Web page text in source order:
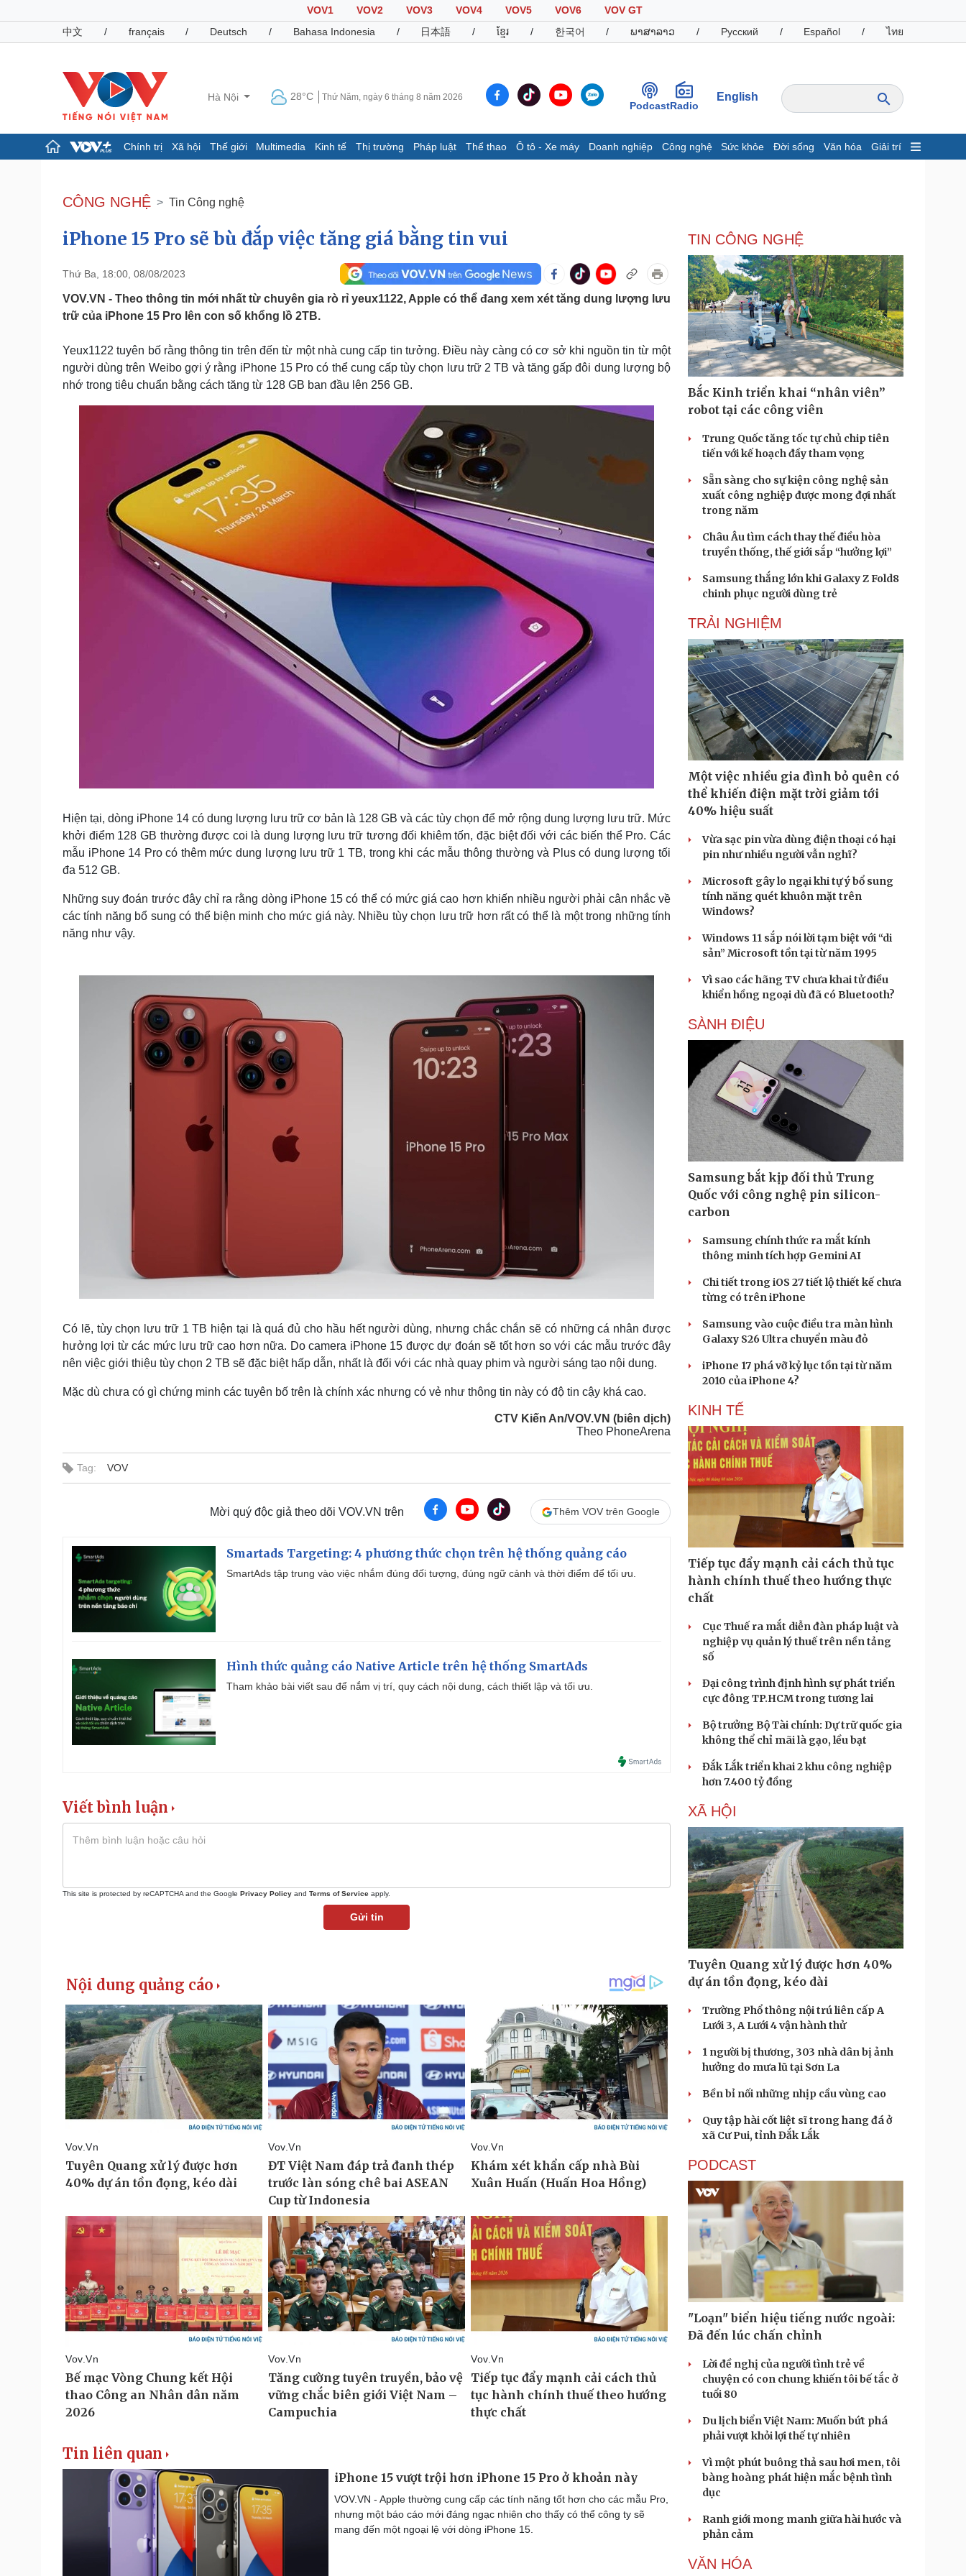
VOV1 VOV2 VOV3 VOV4 VOV5 VOV6
VOV GT
中文
/ français / Deutsch / Bahasa Indonesia / 日本語 / ខ្មែរ / 한국어 / ພາສາລາວ / Русский / Español / ไทย
Hà Nội 28°C Thứ Năm, ngày 6 tháng 8 năm 2026
PodcastRadio
English
Chính trị Xã hội Thế giới Multimedia Kinh tế Thị trường Pháp luật Thể thao Ô tô - Xe máy Doanh nghiệp Công nghệ Sức khỏe Đời sống Văn hóa Giải trí
Đảng
Tổ chức nhân sự
Nhận diện sự thật
Tin 24h
Dự báo thời tiết
Dấu ấn VOV
Infographic
Chứng khoán
Giá cà phê
Pháp luật
Vụ án
Tư vấn luật
Quân sự - Quốc phòng
Vũ khí
Phân tích
Thể thao
Thế giới thể thao
eSports
Hậu trường
Ô tô - Xe máy
Tư vấn
Doanh nghiệp
Thông tin doanh nghiệp
Doanh nghiệp 24h
Doanh nhân
Vì cộng đồng
Công nghệ
Sành điệu
Tin Công nghệ
Trải nghiệm
Chuyển đổi số
Làm đẹp - giảm cân
Phòng mạch online
Ăn sạch sống khỏe
Tình yêu - Gia đình
Sân khấu - Điện ảnh
Âm nhạc
Thời trang
Tư vấn
Podcast
Câu chuyện thời sự
Đọc truyện đêm khuya
Cửa sổ tình yêu
Hạt giống tâm hồn
CÔNG NGHỆ Tin Công nghệ
iPhone 15 Pro sẽ bù đắp việc tăng giá bằng tin vui
Thứ Ba, 18:00, 08/08/2023
VOV.VN - Theo thông tin mới nhất từ chuyên gia rò rỉ yeux1122, Apple có thể đang xem xét tăng dung lượng lưu
trữ của iPhone 15 Pro lên con số khổng lồ 2TB.
Yeux1122 tuyên bố rằng thông tin trên đến từ một nhà cung cấp tin tưởng. Điều này càng có cơ sở khi nguồn tin từ một
người dùng trên Weibo gợi ý rằng iPhone 15 Pro có thể cung cấp tùy chọn lưu trữ 2 TB và tăng gấp đôi dung lượng bộ
nhớ trong tiêu chuẩn bằng cách tăng từ 128 GB ban đầu lên 256 GB.
Hiện tại, dòng iPhone 14 có dung lượng lưu trữ cơ bản là 128 GB và các tùy chọn để mở rộng dung lượng lưu trữ. Mức
khởi điểm 128 GB thường được coi là dung lượng lưu trữ tương đối khiêm tốn, đặc biệt đối với các biến thể Pro. Các
mẫu iPhone 14 Pro có thêm mức dung lượng lưu trữ 1 TB, trong khi các mẫu thông thường và Plus có dung lượng tối
đa 512 GB.
Những suy đoán trước đây chỉ ra rằng dòng iPhone 15 có thể có mức giá cao hơn khiến nhiều người phải cân nhắc về
các tính năng bổ sung có thể biện minh cho mức giá này. Nhiều tùy chọn lưu trữ hơn rất có thể là một trong những tính
năng như vậy.
Có lẽ, tùy chọn lưu trữ 1 TB hiện tại là quá đủ cho hầu hết người dùng, nhưng chắc chắn sẽ có những cá nhân được
hưởng lợi từ các mức lưu trữ cao hơn nữa. Do camera iPhone 15 được dự đoán sẽ tốt hơn so với các mẫu trước đây
nên việc giới thiệu tùy chọn 2 TB sẽ đặc biệt hấp dẫn, nhất là đối với các nhà quay phim và người sáng tạo nội dung.
Mặc dù chưa có gì chứng minh các tuyên bố trên là chính xác nhưng có vẻ như thông tin này có độ tin cậy khá cao.
CTV Kiến An/VOV.VN (biên dịch)
Theo PhoneArena
Tag: VOV
Mời quý độc giả theo dõi VOV.VN trên Thêm VOV trên Google
Smartads Targeting: 4 phương thức chọn trên hệ thống quảng cáo
SmartAds tập trung vào việc nhắm đúng đối tượng, đúng ngữ cảnh và thời điểm để tối ưu.
Hình thức quảng cáo Native Article trên hệ thống SmartAds
Tham khảo bài viết sau để nắm vị trí, quy cách nội dung, cách thiết lập và tối ưu.
Viết bình luận
This site is protected by reCAPTCHA and the Google Privacy Policy and Terms of Service apply.
Gửi tin
Tin liên quan
iPhone 15 vượt trội hơn iPhone 15 Pro ở khoản này
VOV.VN - Apple thường cung cấp các tính năng tốt hơn cho các mẫu Pro,
nhưng một báo cáo mới đáng ngạc nhiên cho thấy có thể công ty sẽ
mang đến một ngoại lệ với dòng iPhone 15.
TIN CÔNG NGHỆ
Bắc Kinh triển khai “nhân viên”
robot tại các công viên
Trung Quốc tăng tốc tự chủ chip tiên
tiến với kế hoạch đầy tham vọng
Sẵn sàng cho sự kiện công nghệ sản
xuất công nghiệp được mong đợi nhất
trong năm
Châu Âu tìm cách thay thế điều hòa
truyền thống, thế giới sắp “hưởng lợi”
Samsung thắng lớn khi Galaxy Z Fold8
chinh phục người dùng trẻ
TRẢI NGHIỆM
Một việc nhiều gia đình bỏ quên có
thể khiến điện mặt trời giảm tới
40% hiệu suất
Vừa sạc pin vừa dùng điện thoại có hại
pin như nhiều người vẫn nghĩ?
Microsoft gây lo ngại khi tự ý bổ sung
tính năng quét khuôn mặt trên
Windows?
Windows 11 sắp nói lời tạm biệt với “di
sản” Microsoft tồn tại từ năm 1995
Vì sao các hãng TV chưa khai tử điều
khiển hồng ngoại dù đã có Bluetooth?
SÀNH ĐIỆU
Samsung bắt kịp đối thủ Trung
Quốc với công nghệ pin silicon-
carbon
Samsung chính thức ra mắt kính
thông minh tích hợp Gemini AI
Chi tiết trong iOS 27 tiết lộ thiết kế chưa
từng có trên iPhone
Samsung vào cuộc điều tra màn hình
Galaxy S26 Ultra chuyển màu đỏ
iPhone 17 phá vỡ kỷ lục tồn tại từ năm
2010 của iPhone 4?
KINH TẾ
Tiếp tục đẩy mạnh cải cách thủ tục
hành chính thuế theo hướng thực
chất
Cục Thuế ra mắt diễn đàn pháp luật và
nghiệp vụ quản lý thuế trên nền tảng
số
Đại công trình định hình sự phát triển
cực đông TP.HCM trong tương lai
Bộ trưởng Bộ Tài chính: Dự trữ quốc gia
không thể chỉ mãi là gạo, lều bạt
Đắk Lắk triển khai 2 khu công nghiệp
hơn 7.400 tỷ đồng
XÃ HỘI
Tuyên Quang xử lý được hơn 40%
dự án tồn đọng, kéo dài
Trường Phổ thông nội trú liên cấp A
Lưới 3, A Lưới 4 vận hành thử
1 người bị thương, 303 nhà dân bị ảnh
hưởng do mưa lũ tại Sơn La
Bền bỉ nối những nhịp cầu vùng cao
Quy tập hài cốt liệt sĩ trong hang đá ở
xã Cư Pui, tỉnh Đắk Lắk
PODCAST
"Loạn" biển hiệu tiếng nước ngoài:
Đã đến lúc chấn chỉnh
Lời đề nghị của người tình trẻ về
chuyện có con chung khiến tôi bế tắc ở
tuổi 80
Du lịch biển Việt Nam: Muốn bứt phá
phải vượt khỏi lợi thế tự nhiên
Vì một phút buông thả sau hơi men, tôi
bàng hoàng phát hiện mắc bệnh tình
dục
Ranh giới mong manh giữa hài hước và
phản cảm
VĂN HÓA